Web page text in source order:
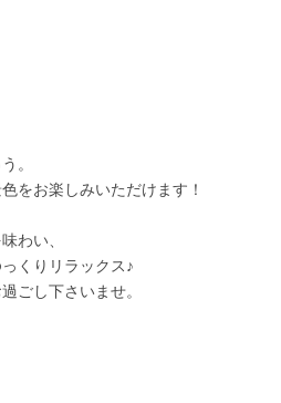
。
をお楽しみいただけます！
わい、
くりリラックス♪
ごし下さいませ。